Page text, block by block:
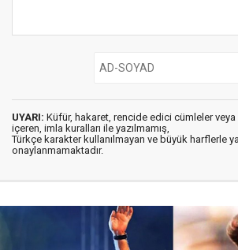
UYARI: Küfür, hakaret, rencide edici cümleler veya
içeren, imla kuralları ile yazılmamış,
Türkçe karakter kullanılmayan ve büyük harflerle
onaylanmamaktadır.